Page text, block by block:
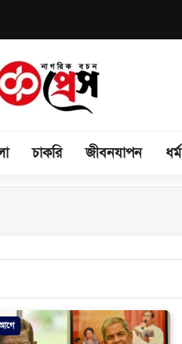
চাকরি জীবনযাপন ধর্ম